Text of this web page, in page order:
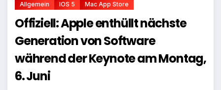
Allgemein IOS 5 Mac App Store
Offiziell: Apple enthüllt nächste
Generation von Software
während der Keynote am Montag,
6. Juni